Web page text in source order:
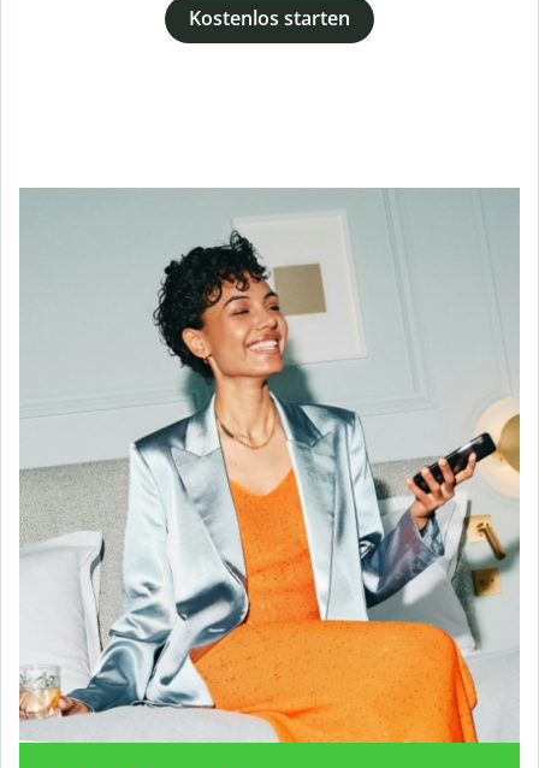
Kostenlos starten